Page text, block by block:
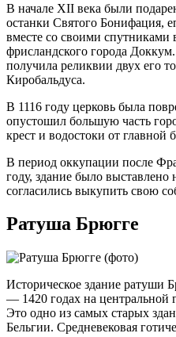
В начале XII века были
останки Святого Бонифация,
вместе со своими спутниками
фрисландского города
получила реликвии двух его
Киробальдуса.
В 1116 году церковь была
опустошил большую часть
крест и водостоки от главной
В период оккупации после
году, здание было
согласились выкупить свою
Ратуша Брюгге
Историческое здание ратуши
— 1420 годах на центральной
Это одно из самых старых
Бельгии. Средневековая